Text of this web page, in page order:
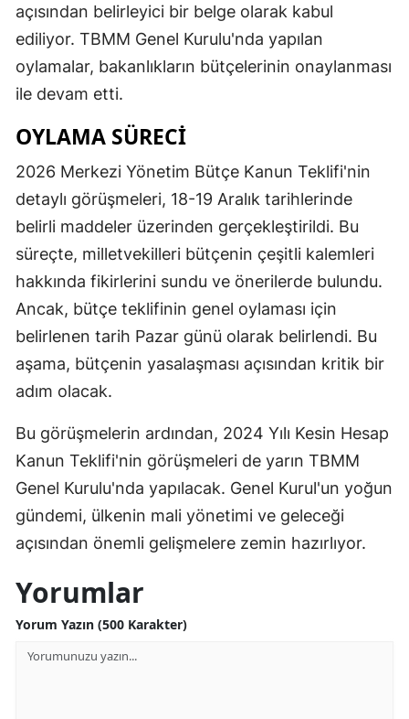
açısından belirleyici bir belge olarak kabul
ediliyor. TBMM Genel Kurulu'nda yapılan
oylamalar, bakanlıkların bütçelerinin onaylanması
ile devam etti.
OYLAMA SÜRECI
2026 Merkezi Yönetim Bütçe Kanun Teklifi'nin
detaylı görüşmeleri, 18-19 Aralık tarihlerinde
belirli maddeler üzerinden gerçekleştirildi. Bu
süreçte, milletvekilleri bütçenin çeşitli kalemleri
hakkında fikirlerini sundu ve önerilerde bulundu.
Ancak, bütçe teklifinin genel oylaması için
belirlenen tarih Pazar günü olarak belirlendi. Bu
aşama, bütçenin yasalaşması açısından kritik bir
adım olacak.
Bu görüşmelerin ardından, 2024 Yılı Kesin Hesap
Kanun Teklifi'nin görüşmeleri de yarın TBMM
Genel Kurulu'nda yapılacak. Genel Kurul'un yoğun
gündemi, ülkenin mali yönetimi ve geleceği
açısından önemli gelişmelere zemin hazırlıyor.
Yorumlar
Yorum Yazın (500 Karakter)